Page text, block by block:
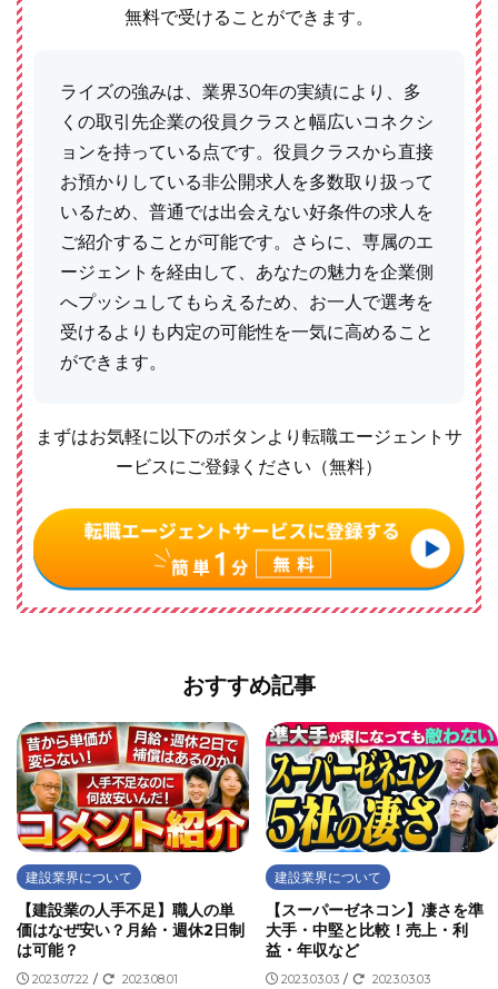
無料で受けることができます。
ライズの強みは、業界30年の実績により、多
くの取引先企業の役員クラスと幅広いコネクシ
ョンを持っている点です。役員クラスから直接
お預かりしている非公開求人を多数取り扱って
いるため、普通では出会えない好条件の求人を
ご紹介することが可能です。さらに、専属のエ
ージェントを経由して、あなたの魅力を企業側
へプッシュしてもらえるため、お一人で選考を
受けるよりも内定の可能性を一気に高めること
ができます。
まずはお気軽に以下のボタンより転職エージェントサ
ービスにご登録ください（無料）
おすすめ記事
建設業界について
【建設業の人手不足】職人の単
価はなぜ安い？月給・週休2日制
は可能？
2023.07.22 / 2023.08.01
建設業界について
【スーパーゼネコン】凄さを準
大手・中堅と比較！売上・利
益・年収など
2023.03.03 / 2023.03.03